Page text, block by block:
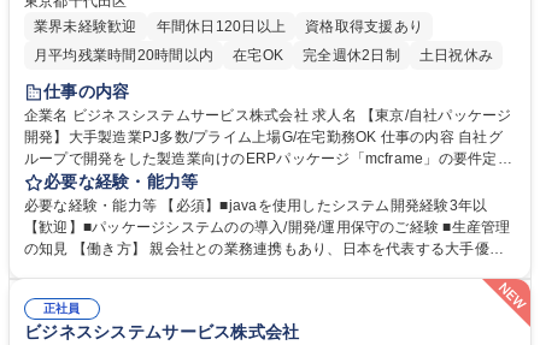
業界未経験歓迎
年間休日120日以上
資格取得支援あり
月平均残業時間20時間以内
在宅OK 完全週休2日制 土日祝休み
仕事の内容
企業名 ビジネスシステムサービス株式会社 求人名 【東京/自社パッケージ
開発】大手製造業PJ多数/プライム上場G/在宅勤務OK 仕事の内容 自社グ
ループで開発をした製造業向けのERPパッケージ「mcframe」の要件定義
～開発導入～保守運用をお任せします。カスタマイズ力が強みであるERP
のため、様々な工程に携われます。 【具体的な仕事内容】 ●mcframeの導
入 ●mcframe導入後の運用・保守 ●mcframeの製品開発 ●mcframeの製品
保守、トレーニング 等 【入社後】 1～2ヵ月間の研修に入ります。内容はj
【東京/自社パッケージ開発】大手製造業PJ多数/プライム上場G/在宅勤務
OK
必要な経験・能力等
必要な経験・能力等 【必須】■javaを使用したシステム開発経験3年以
【歓迎】■パッケージシステムのの導入/開発/運用保守のご経験 ■生産管理
の知見 【働き方】 親会社との業務連携もあり、日本を代表する大手優良
業の案件に上流から参画できる環境です。「社員の力」が「会社の力」と
捉え、働き方や制度改革等実際に社員の働きやすさ向上を目的とした組織
改善への取り組みを日々行っています。(現在は経験の浅い社員の教育、
正社員
ビジネスシステムサービス株式会社